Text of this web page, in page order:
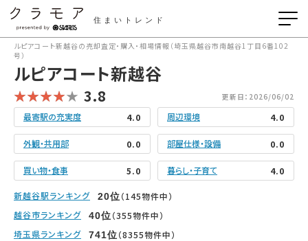
住まいトレンド
ルピアコート新越谷の売却査定・購入・相場情報（埼玉県越谷市南越谷1丁目6番102
号）
ルピアコート新越谷
3.8 更新日：2026/06/02
最寄駅の充実度 4.0 周辺環境 4.0
外観・共用部 0.0 部屋仕様・設備 0.0
買い物・食事 5.0 暮らし・子育て 4.0
新越谷駅ランキング 20位（145物件中）
越谷市ランキング
40位（355物件中）
埼玉県ランキング
741位（8355物件中）